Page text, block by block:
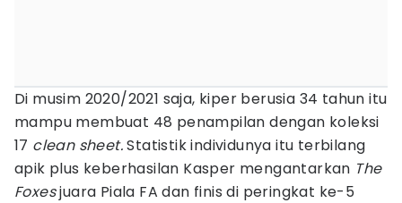
Di musim 2020/2021 saja, kiper berusia 34 tahun itu
mampu membuat 48 penampilan dengan koleksi
17 clean sheet.Statistik individunya itu terbilang
apik plus keberhasilan Kasper mengantarkan The
Foxesjuara Piala FA dan finis di peringkat ke-5